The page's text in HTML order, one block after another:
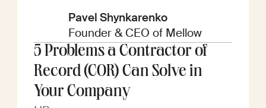
Pavel Shynkarenko
Founder & CEO of Mellow
5 Problems a Contractor of
Record (COR) Can Solve in
Your Company